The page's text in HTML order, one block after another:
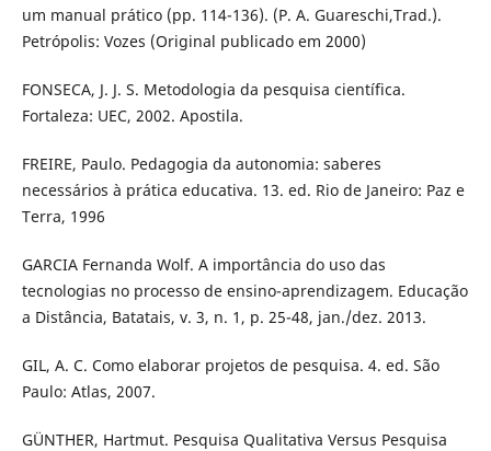
um manual prático (pp. 114-136). (P. A. Guareschi,Trad.).
Petrópolis: Vozes (Original publicado em 2000)
FONSECA, J. J. S. Metodologia da pesquisa científica.
Fortaleza: UEC, 2002. Apostila.
FREIRE, Paulo. Pedagogia da autonomia: saberes
necessários à prática educativa. 13. ed. Rio de Janeiro: Paz e
Terra, 1996
GARCIA Fernanda Wolf. A importância do uso das
tecnologias no processo de ensino-aprendizagem. Educação
a Distância, Batatais, v. 3, n. 1, p. 25-48, jan./dez. 2013.
GIL, A. C. Como elaborar projetos de pesquisa. 4. ed. São
Paulo: Atlas, 2007.
GÜNTHER, Hartmut. Pesquisa Qualitativa Versus Pesquisa